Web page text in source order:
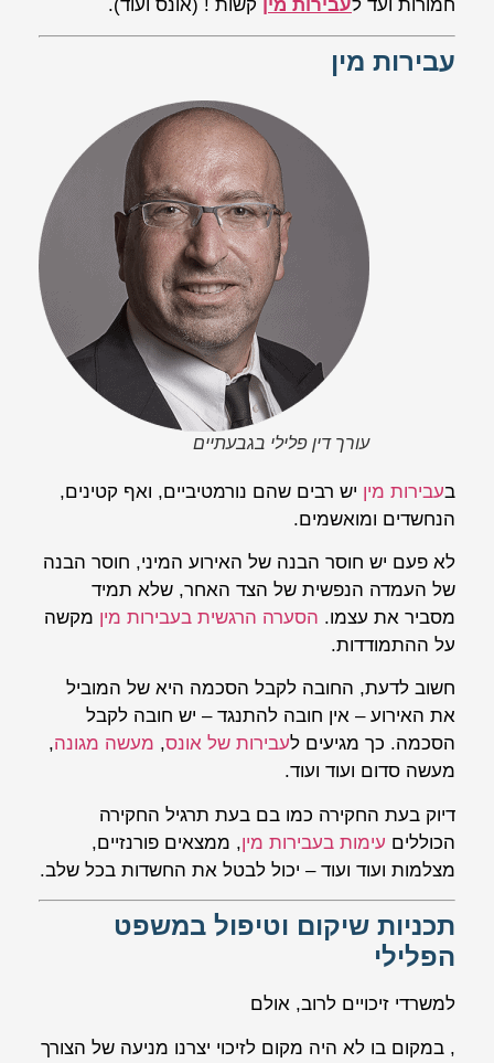
חמורות ועד לעבירות מין קשות ! (אונס ועוד).
עבירות מין
עורך דין פלילי בגבעתיים
בעבירות מין יש רבים שהם נורמטיביים, ואף קטינים,
הנחשדים ומואשמים.
לא פעם יש חוסר הבנה של האירוע המיני, חוסר הבנה
של העמדה הנפשית של הצד האחר, שלא תמיד
מסביר את עצמו. הסערה הרגשית בעבירות מין מקשה
על ההתמודדות.
חשוב לדעת, החובה לקבל הסכמה היא של המוביל
את האירוע – אין חובה להתנגד – יש חובה לקבל
הסכמה. כך מגיעים לעבירות של אונס, מעשה מגונה,
מעשה סדום ועוד ועוד.
דיוק בעת החקירה כמו בם בעת תרגיל החקירה
הכוללים עימות בעבירות מין, ממצאים פורנזיים,
מצלמות ועוד ועוד – יכול לבטל את החשדות בכל שלב.
תכניות שיקום וטיפול במשפט
הפלילי
למשרדי זיכויים לרוב, אולם
, במקום בו לא היה מקום לזיכוי יצרנו מניעה של הצורך